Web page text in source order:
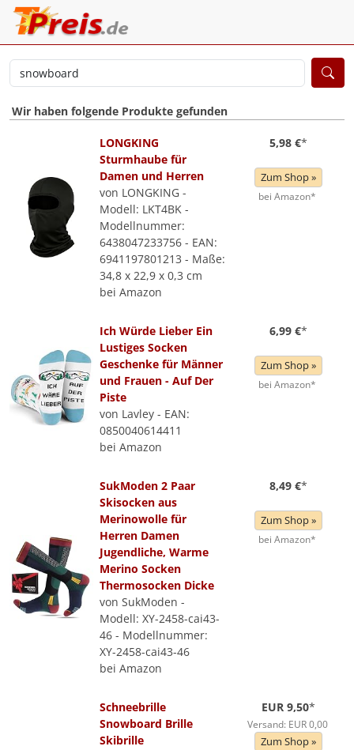
Wir haben folgende Produkte gefunden
LONGKING
Sturmhaube für
Damen und Herren
von LONGKING -
Modell: LKT4BK -
Modellnummer:
6438047233756 - EAN:
6941197801213 - Maße:
34,8 x 22,9 x 0,3 cm
bei Amazon
5,98 €*
Zum Shop »
bei Amazon*
Ich Würde Lieber Ein
Lustiges Socken
Geschenke für Männer
und Frauen - Auf Der
Piste
von Lavley - EAN:
0850040614411
bei Amazon
6,99 €*
Zum Shop »
bei Amazon*
SukModen 2 Paar
Skisocken aus
Merinowolle für
Herren Damen
Jugendliche, Warme
Merino Socken
Thermosocken Dicke
von SukModen -
Modell: XY-2458-cai43-
46 - Modellnummer:
XY-2458-cai43-46
bei Amazon
8,49 €*
Zum Shop »
bei Amazon*
Schneebrille
Snowboard Brille
Skibrille
EUR 9,50*
Versand: EUR 0,00
Zum Shop »